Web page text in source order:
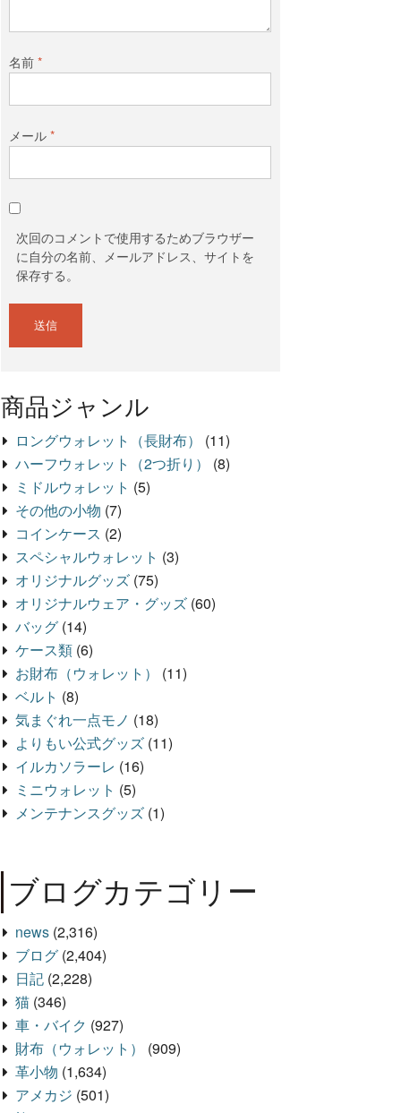
名前*
メール*
次回のコメントで使用するためブラウザー
に自分の名前、メールアドレス、サイトを
保存する。
商品ジャンル
ロングウォレット（長財布）
(11)
ハーフウォレット（2つ折り）
(8)
ミドルウォレット (5)
その他の小物 (7)
コインケース (2)
スペシャルウォレット (3)
オリジナルグッズ (75)
オリジナルウェア・グッズ (60)
バッグ (14)
ケース類 (6)
お財布（ウォレット）
(11)
ベルト (8)
気まぐれ一点モノ (18)
よりもい公式グッズ (11)
イルカソラーレ (16)
ミニウォレット (5)
メンテナンスグッズ (1)
ブログカテゴリー
news (2,316)
ブログ (2,404)
日記 (2,228)
猫 (346)
車・バイク (927)
財布（ウォレット）
(909)
革小物 (1,634)
アメカジ (501)